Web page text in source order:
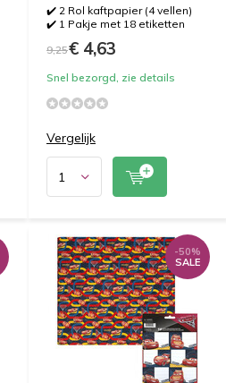
✔️ 2 Rol kaftpapier (4 vellen)
✔️ 1 Pakje met 18 etiketten
9,25€ 4,63
Snel bezorgd, zie details
Vergelijk
-50%
SALE